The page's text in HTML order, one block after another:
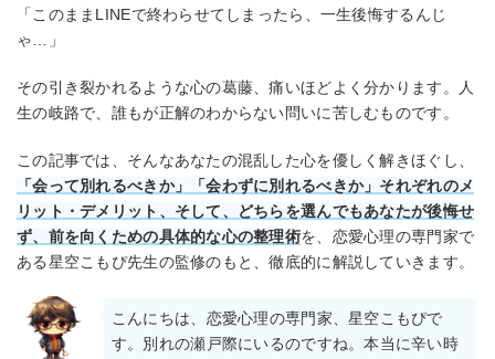
「このままLINEで終わらせてしまったら、一生後悔するんじ
ゃ…」
その引き裂かれるような心の葛藤、痛いほどよく分かります。人
生の岐路で、誰もが正解のわからない問いに苦しむものです。
この記事では、そんなあなたの混乱した心を優しく解きほぐし、
「会って別れるべきか」「会わずに別れるべきか」それぞれのメ
リット・デメリット、そして、どちらを選んでもあなたが後悔せ
ず、前を向くための具体的な心の整理術を、恋愛心理の専門家で
ある星空こもぴ先生の監修のもと、徹底的に解説していきます。
こんにちは、恋愛心理の専門家、星空こもぴで
す。別れの瀬戸際にいるのですね。本当に辛い時